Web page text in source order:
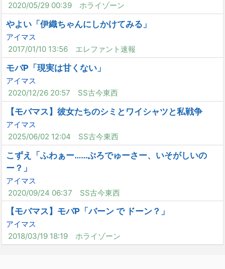
2020/05/29 00:39
ホライゾーン
やよい「伊織ちゃんにしかけてみる」
アイマス
2017/01/10 13:56
エレファント速報
モバP「現実は甘くない」
アイマス
2020/12/26 20:57
SS古今東西
【モバマス】彼女たちのシミとワイシャツと私戦争
アイマス
2025/06/02 12:04
SS古今東西
こずえ「ふわぁー……ぷろでゅーさー、いそがしいの
ー？」
アイマス
2020/09/24 06:37
SS古今東西
【モバマス】モバP「バーン で ドーン？」
アイマス
2018/03/19 18:19
ホライゾーン